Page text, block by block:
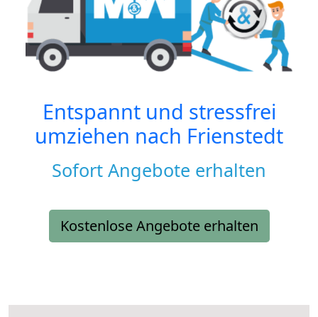
Entspannt und stressfrei
umziehen nach Frienstedt
Sofort Angebote erhalten
Kostenlose Angebote erhalten